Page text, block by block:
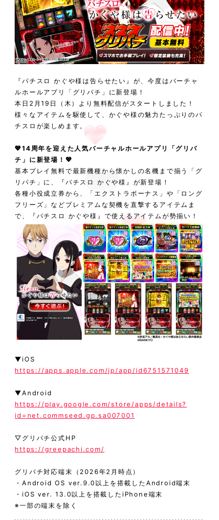
『パチスロ かぐや様は告らせたい』が、今度はバーチャ
ルホールアプリ「グリパチ」に新登場！
本日2月19日（木）より無料配信がスタートしました！
様々なアイテムを駆使して、かぐや様の魅力たっぷりのパ
チスロが楽しめます。
💖14周年を迎えた人気バーチャルホールアプリ「グリパ
チ」に新登場！ 💖
基本プレイ無料で最新機種から懐かしの名機まで揃う「グ
リパチ」に、『パチスロ かぐや様』が新登場！
各種小役成立券から、「エクストラボーナス」や「ロング
フリーズ」などプレミアムな契機を直撃するアイテムま
で、『パチスロ かぐや様』で使えるアイテムが勢揃い！
▼iOS
https://apps.apple.com/jp/app/id6751571049
▼Android
https://play.google.com/store/apps/details?
id=net.commseed.gp.sa007001
▽グリパチ公式HP
https://greepachi.com/
グリパチ対応端末（2026年2月時点）
・Android OS ver.9.0以上を搭載したAndroid端末
・iOS ver. 13.0以上を搭載したiPhone端末
※一部の端末を除く